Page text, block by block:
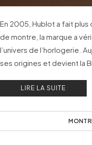
En 2005, Hublot a fait plus
de montre, la marque a
l’univers de l’horlogerie.
ses origines et devient la
LIRE LA SUITE